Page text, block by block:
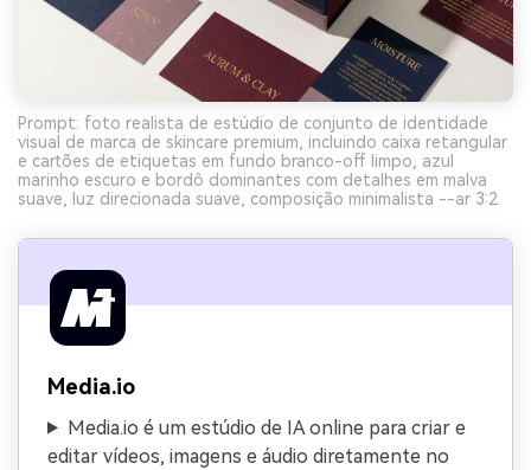
Prompt: foto realista de estúdio de conjunto de identidade
visual de marca de skincare premium, incluindo caixa retangular
e cartões de etiquetas em fundo branco-off limpo, azul
marinho escuro e bordô dominantes com detalhes em malva
suave, luz direcionada suave, composição minimalista --ar 3:2
Media.io
Media.io é um estúdio de IA online para criar e
editar vídeos, imagens e áudio diretamente no